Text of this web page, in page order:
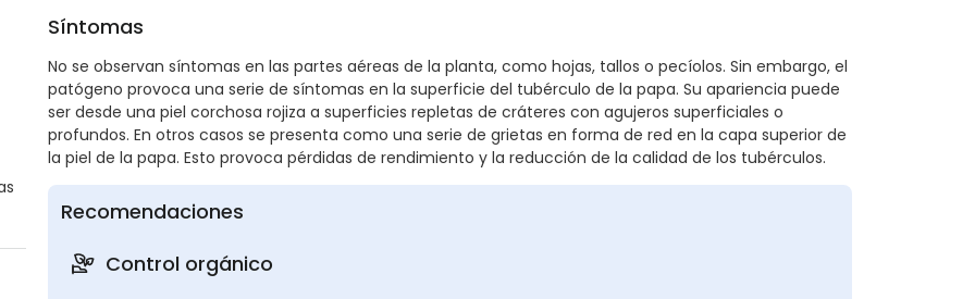
Síntomas
No se observan síntomas en las partes aéreas de la planta, como hojas, tallos o pecíolos. Sin embargo, el
patógeno provoca una serie de síntomas en la superficie del tubérculo de la papa. Su apariencia puede
ser desde una piel corchosa rojiza a superficies repletas de cráteres con agujeros superficiales o
profundos. En otros casos se presenta como una serie de grietas en forma de red en la capa superior de
la piel de la papa. Esto provoca pérdidas de rendimiento y la reducción de la calidad de los tubérculos.
Recomendaciones
Control orgánico